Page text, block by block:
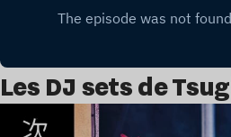
Les DJ sets de